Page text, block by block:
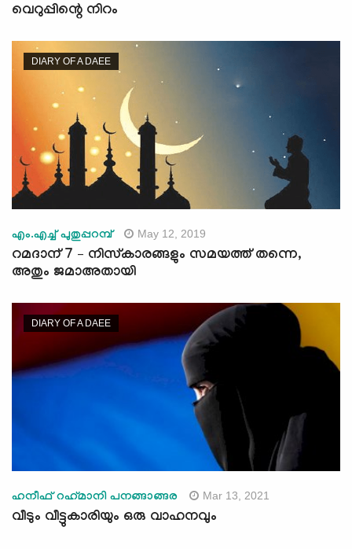
വെറുപ്പിന്റെ നിറം
DIARY OF A DAEE
എം.എച്ച് പുതുപ്പറമ്പ് May 12, 2019
റമദാന് 7 – നിസ്കാരങ്ങളും സമയത്ത് തന്നെ,
അതും ജമാഅതായി
DIARY OF A DAEE
ഹനീഫ് റഹ്‌മാനി പനങ്ങാങ്ങര Mar 13, 2021
വീടും വീട്ടുകാരിയും ഒരു വാഹനവും